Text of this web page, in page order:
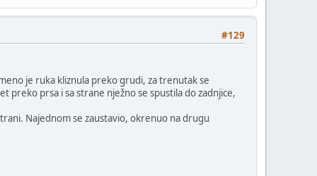
#129
je ruka kliznula preko grudi, za trenutak se
preko prsa i sa strane nježno se spustila do zadnjice,
Najednom se zaustavio, okrenuo na drugu